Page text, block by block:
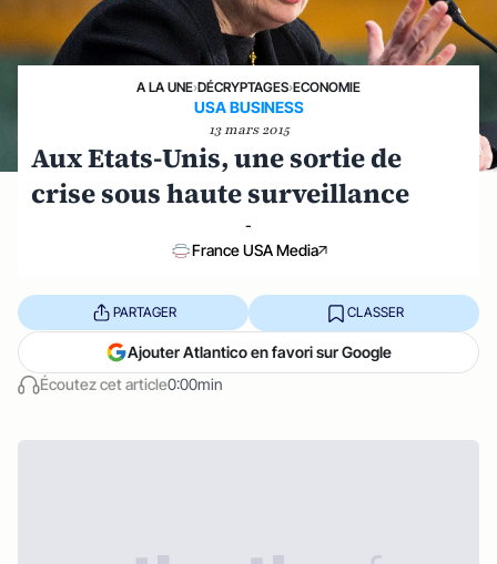
A LA UNE›DÉCRYPTAGES›ECONOMIE
USA BUSINESS
13 mars 2015
Aux Etats-Unis, une sortie de
crise sous haute surveillance
-
France USA Media
Écoutez cet article0:00min
PARTAGER CLASSER
Ajouter Atlantico en favori sur Google